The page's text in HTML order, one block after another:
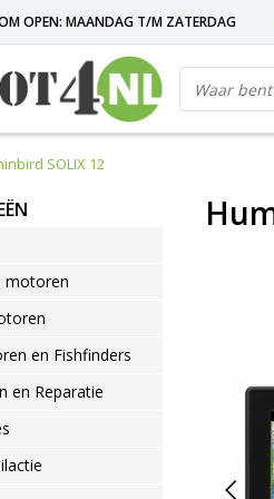
OPEN: MAANDAG T/M ZATERDAG
SOLIX 12
motoren
en Fishfinders
en Reparatie